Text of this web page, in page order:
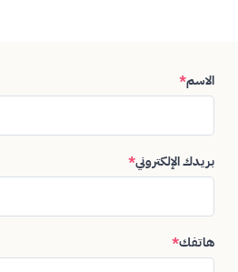
الاسم*
بريدك الإلكتروني*
هاتفك*